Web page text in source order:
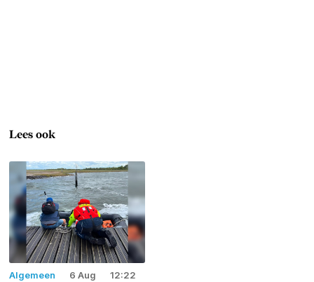
Lees ook
Algemeen 6 Aug 12:22